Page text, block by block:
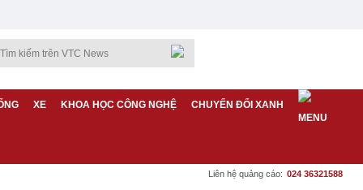
XE KHOA HỌC CÔNG NGHỆ CHUYỂN ĐỔI XANH
Liên hệ quảng cáo: 024 36321588